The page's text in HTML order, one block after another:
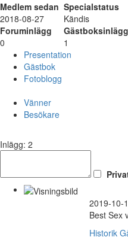
Medlem sedan Specialstatus
2018-08-27
Kändis
Foruminlägg
Gästboksinlägg
0
1
Presentation
Gästbok
Fotoblogg
Vänner
Besökare
Inlägg: 2
2019-10-
Best Sex
Historik